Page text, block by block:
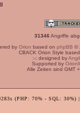
31346 Angriffe
by Orion based on phpBB ©
CBACK Orion Style
:-: designed by
Supported by
Alle Zeiten sind GMT
(PHP: 70% - SQL: